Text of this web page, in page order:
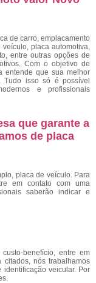
de carro, emplacamento
placa automotiva,
entre outras opções de
Com o objetivo de
entende que sua melhor
isso só é possível
e profissionais
que garante a
de placa
placa de veículo. Para
em contato com uma
saberão indicar e
benefício, entre em
citados, nós trabalhamos
veicular. Por